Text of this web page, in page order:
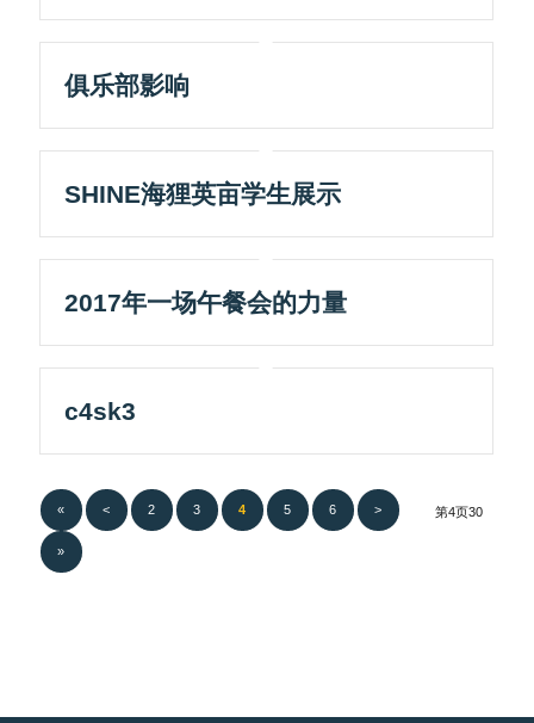
俱乐部影响
SHINE海狸英亩学生展示
2017年一场午餐会的力量
c4sk3
第4页30
« < 2 3 4 5 6 >
»